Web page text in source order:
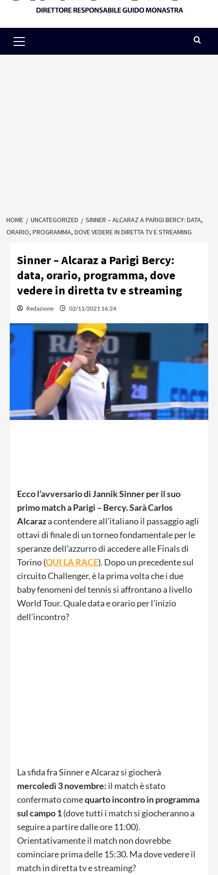
Menu
HOME UNCATEGORIZED
SINNER – ALCARAZ A PARIGI BERCY: DATA,
ORARIO, PROGRAMMA, DOVE VEDERE IN DIRETTA TV E STREAMING
Sinner – Alcaraz a Parigi Bercy:
data, orario, programma, dove
vedere in diretta tv e streaming
Redazione 02/11/2021 16:24
Ecco l’avversario di Jannik Sinner per il suo
primo match a Parigi – Bercy. Sarà Carlos
Alcaraza contendere all’italiano il passaggio agli
ottavi di finale di un torneo fondamentale per le
speranze dell’azzurro di accedere alle Finals di
Torino (QUI LA RACE). Dopo un precedente sul
circuito Challenger, è la prima volta che i due
baby fenomeni del tennis si affrontano a livello
World Tour. Quale data e orario per l’inizio
dell’incontro?
La sfida fra Sinner e Alcaraz si giocherà
mercoledì 3 novembre: il match è stato
confermato comequarto incontro in programma
sul campo 1(dove tutti i match si giocheranno a
seguire a partire dalle ore 11:00).
Orientativamente il match non dovrebbe
cominciare prima delle 15:30. Ma dove vedere il
match in diretta tv e streaming?